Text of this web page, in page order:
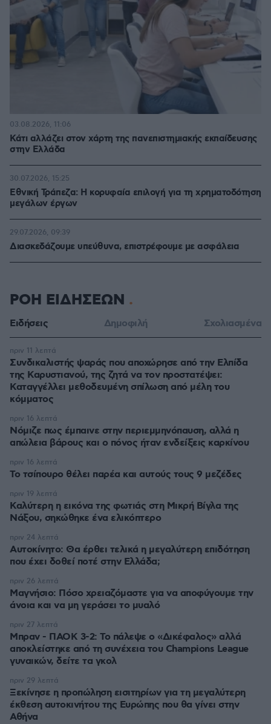
Κάτι αλλάζει στον χάρτη της πανεπιστημιακής εκπαίδευσης
στην Ελλάδα
03.08.2026, 11:06
Εθνική Τράπεζα: Η κορυφαία επιλογή για τη χρηματοδότηση
μεγάλων έργων
30.07.2026, 15:25
Διασκεδάζουμε υπεύθυνα, επιστρέφουμε με ασφάλεια
29.07.2026, 09:39
ΡΟΗ ΕΙΔΗΣΕΩΝ
Ειδήσεις Δημοφιλή Σχολιασμένα
Συνδικαλιστής ψαράς που αποχώρησε από την Ελπίδα
της Καρυστιανού, της ζητά να τον προστατέψει:
Καταγγέλλει μεθοδευμένη σπίλωση από μέλη του
κόμματος
πριν 11 λεπτά
Νόμιζε πως έμπαινε στην περιεμμηνόπαυση, αλλά η
απώλεια βάρους και ο πόνος ήταν ενδείξεις καρκίνου
πριν 16 λεπτά
Το τσίπουρο θέλει παρέα και αυτούς τους 9 μεζέδες
πριν 16 λεπτά
Καλύτερη η εικόνα της φωτιάς στη Μικρή Βίγλα της
Νάξου, σηκώθηκε ένα ελικόπτερο
πριν 19 λεπτά
Αυτοκίνητο: Θα έρθει τελικά η μεγαλύτερη επιδότηση
που έχει δοθεί ποτέ στην Ελλάδα;
πριν 24 λεπτά
Μαγνήσιο: Πόσο χρειαζόμαστε για να αποφύγουμε την
άνοια και να μη γεράσει το μυαλό
πριν 26 λεπτά
Μπραν - ΠΑΟΚ 3-2: Το πάλεψε ο «Δικέφαλος» αλλά
αποκλείστηκε από τη συνέχεια του Champions League
γυναικών, δείτε τα γκολ
πριν 27 λεπτά
Ξεκίνησε η προπώληση εισιτηρίων για τη μεγαλύτερη
έκθεση αυτοκινήτου της Ευρώπης που θα γίνει στην
Αθήνα
πριν 29 λεπτά